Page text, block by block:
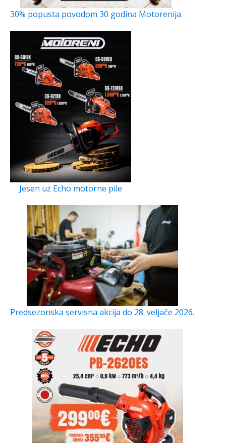
30% popusta povodom 30 godina Motorenija
Jesen uz Echo motorne pile
Predsezonska servisna akcija do 28. veljače 2026.